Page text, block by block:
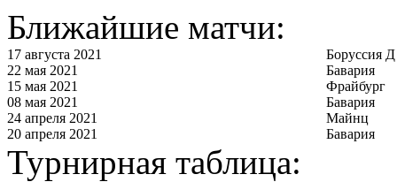
Ближайшие матчи:
17 августа 2021
Боруссия Д
22 мая 2021
Бавария
15 мая 2021
Фрайбург
08 мая 2021
Бавария
24 апреля 2021
Майнц
20 апреля 2021
Бавария
Турнирная таблица: